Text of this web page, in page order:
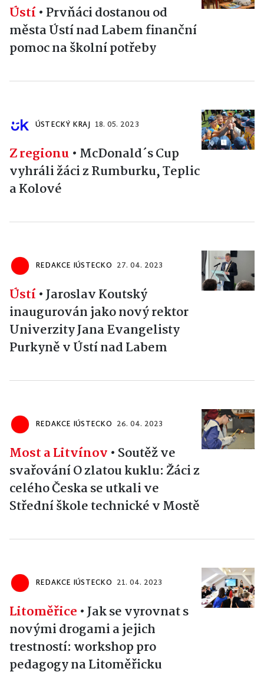
Ústí• Prvňáci dostanou od
města Ústí nad Labem finanční
pomoc na školní potřeby
ÚSTECKÝ KRAJ 18. 05. 2023
Z regionu • McDonald´s Cup
vyhráli žáci z Rumburku, Teplic
a Kolové
REDAKCE IÚSTECKO 27. 04. 2023
Ústí•Jaroslav Koutský
inaugurován jako nový rektor
Univerzity Jana Evangelisty
Purkyně v Ústí nad Labem
REDAKCE IÚSTECKO 26. 04. 2023
Most a Litvínov • Soutěž ve
svařování O zlatou kuklu: Žáci z
celého Česka se utkali ve
Střední škole technické v Mostě
REDAKCE IÚSTECKO 21. 04. 2023
Litoměřice •Jak se vyrovnat s
novými drogami a jejich
trestností: workshop pro
pedagogy na Litoměřicku